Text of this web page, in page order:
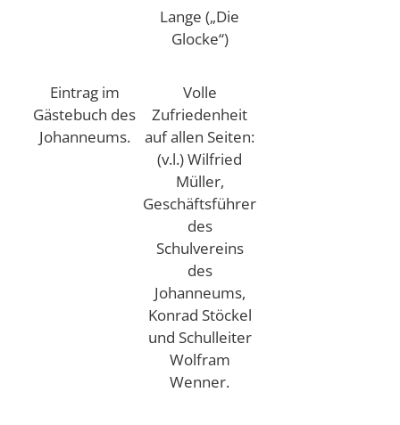
Lange („Die
Glocke“)
Eintrag im
Gästebuch des
Johanneums.
Volle
Zufriedenheit
auf allen Seiten:
(v.l.) Wilfried
Müller,
Geschäftsführer
des
Schulvereins
des
Johanneums,
Konrad Stöckel
und Schulleiter
Wolfram
Wenner.